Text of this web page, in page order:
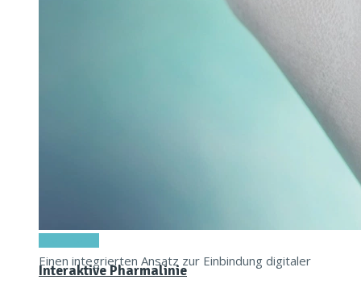
Verpackungsmaschine für vernetzte Produktion
Einen integrierten Ansatz zur Einbindung digitaler
Interaktive Pharmalinie